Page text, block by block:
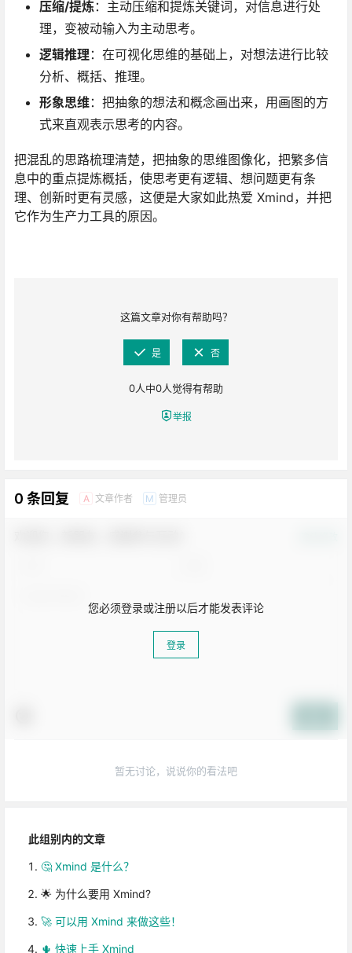
此组别内的文章
🤔 Xmind 是什么？
🌟 为什么要用 Xmind?
🚀 可以用 Xmind 来做这些！
🌵 快速上手 Xmind
压缩/提炼：主动压缩和提炼关键词，对信息进行处
理，变被动输入为主动思考。
逻辑推理 ：在可视化思维的基础上，对想法进行比较
分析、概括、推理。
形象思维：把抽象的想法和概念画出来，用画图的方
式来直观表示思考的内容。
把混乱的思路梳理清楚，把抽象的思维图像化，把繁多信
息中的重点提炼概括，使思考更有逻辑、想问题更有条
理、创新时更有灵感，这便是大家如此热爱 Xmind，并把
它作为生产力工具的原因。
这篇文章对你有帮助吗？
是 否
0人中0人觉得有帮助
举报
0 条回复 A 文章作者 M 管理员
您必须登录或注册以后才能发表评论
登录
暂无讨论，说说你的看法吧